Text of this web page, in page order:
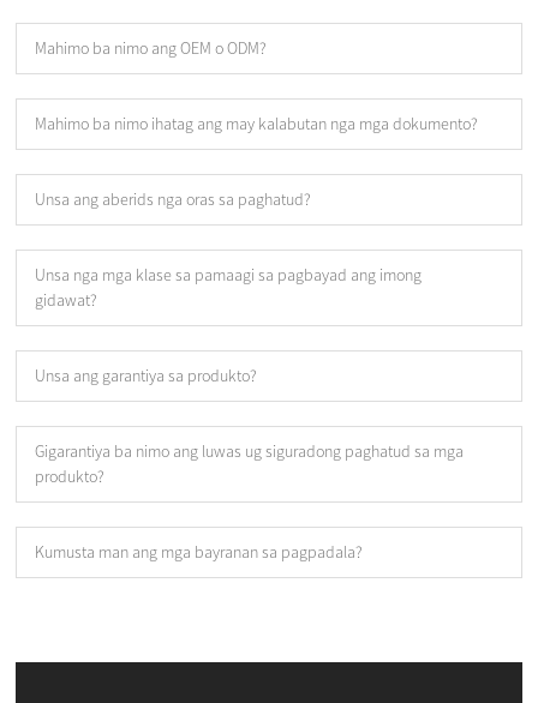
Mahimo ba nimo ang OEM o ODM?
Mahimo ba nimo ihatag ang may kalabutan nga mga dokumento?
Unsa ang aberids nga oras sa paghatud?
Unsa nga mga klase sa pamaagi sa pagbayad ang imong
gidawat?
Unsa ang garantiya sa produkto?
Gigarantiya ba nimo ang luwas ug siguradong paghatud sa mga
produkto?
Kumusta man ang mga bayranan sa pagpadala?